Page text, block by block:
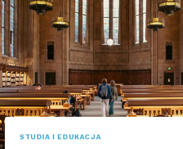
STUDIA I EDUKACJA